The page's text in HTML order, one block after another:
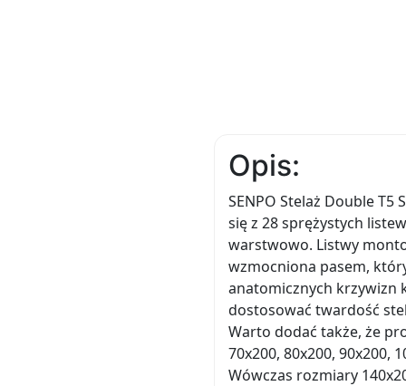
Opis:
SENPO Stelaż Double
się z 28 sprężystych
warstwowo. Listwy
wzmocniona pasem,
anatomicznych krzywizn
dostosować twardość
Warto dodać także, że
70x200, 80x200, 90x200,
Wówczas rozmiary